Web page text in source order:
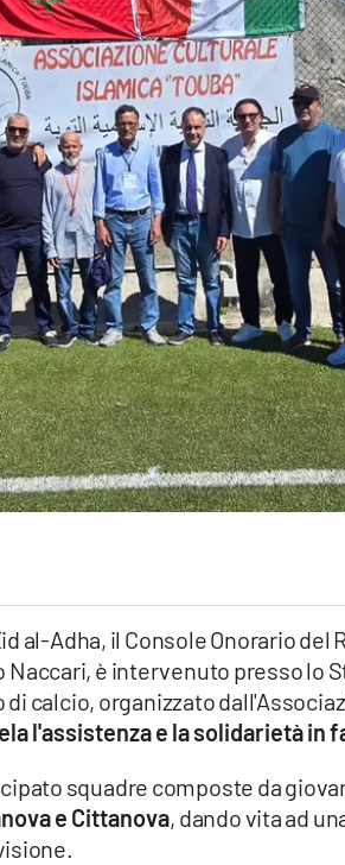
al-Adha, il Console Onorario del
Naccari, è intervenuto presso lo
di calcio, organizzato
l'assistenza e la solidarietà in
squadre composte da
e Cittanova, dando vita ad